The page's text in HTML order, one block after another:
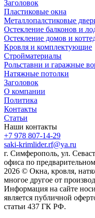
Заголовок
Пластиковые окна
Металлопалстиковые
Остекление балконов и
Остекление домов и
Кровля и комплектующие
Стройматериалы
Рольставни и гаражные
Натяжные потолки
Заголовок
О компании
Политика
Контакты
Статьи
Наши контакты
+7 978 807-14-29
saki-krimlider.rf@ya.ru
г. Симферополь, ул.
офиса по
2026 © Окна, кровля,
многое другое от
Информация на сайте
является публичной
статьи 437 ГК РФ.